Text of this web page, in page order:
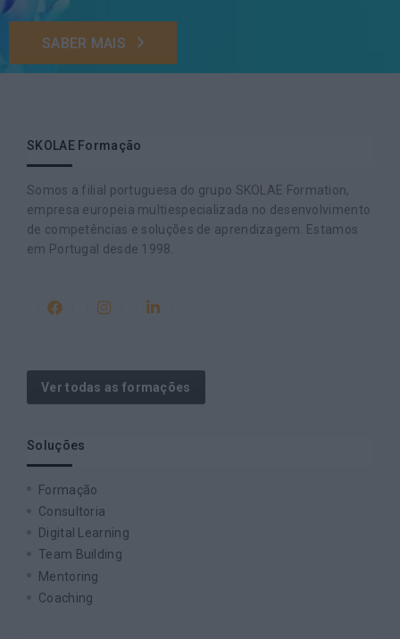
SABER MAIS
SKOLAE Formação
Somos a filial portuguesa do grupo SKOLAE Formation,
empresa europeia multiespecializada no desenvolvimento
de competências e soluções de aprendizagem. Estamos
em Portugal desde 1998.
Ver todas as formações
Soluções
Formação
Consultoria
Digital Learning
Team Building
Mentoring
Coaching